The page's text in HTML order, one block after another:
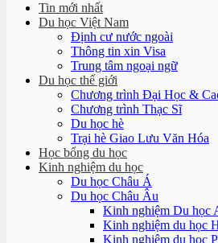
Tin mới nhất
Du học Việt Nam
Định cư nước ngoài
Thông tin xin Visa
Trung tâm ngoại ngữ
Du học thế giới
Chương trình Đại Học &
Chương trình Thạc Sĩ
Du học hè
Trại hè Giao Lưu Văn Hóa
Học bổng du học
Kinh nghiệm du học
Du học Châu Á
Du học Châu Âu
Kinh nghiệm Du học
Kinh nghiệm du học
Kinh nghiệm du học